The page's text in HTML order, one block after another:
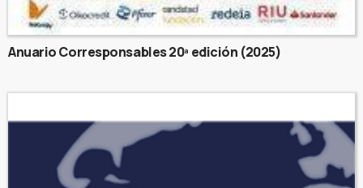
Anuario Corresponsables 20ª edición (2025)